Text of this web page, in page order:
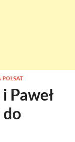
POLSAT
Paweł
do